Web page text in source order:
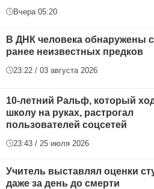
Вчера 05:20
В ДНК человека обнаружены
ранее неизвестных предков
23:22 / 03 августа 2026
10-летний Ральф, который
школу на руках, растрогал
пользователей соцсетей
23:43 / 25 июля 2026
Учитель выставлял оценки
даже за день до смерти